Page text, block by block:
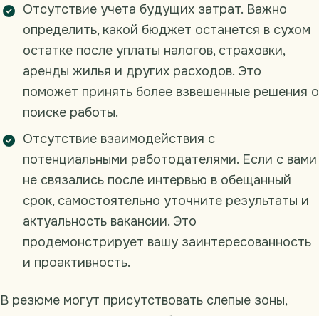
Отсутствие учета будущих затрат. Важно
определить, какой бюджет останется в сухом
остатке после уплаты налогов, страховки,
аренды жилья и других расходов. Это
поможет принять более взвешенные решения о
поиске работы.
Отсутствие взаимодействия с
потенциальными работодателями. Если с вами
не связались после интервью в обещанный
срок, самостоятельно уточните результаты и
актуальность вакансии. Это
продемонстрирует вашу заинтересованность
и проактивность.
В резюме могут присутствовать слепые зоны,